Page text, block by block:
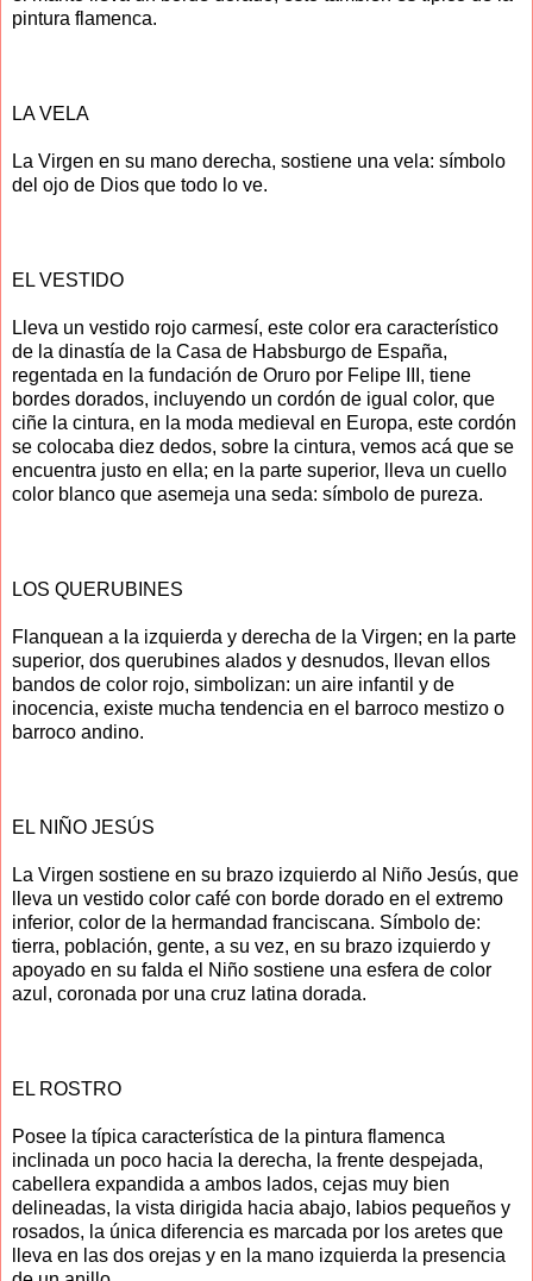
pintura flamenca.
LA VELA
La Virgen en su mano derecha, sostiene una vela: símbolo
del ojo de Dios que todo lo ve.
EL VESTIDO
Lleva un vestido rojo carmesí, este color era característico
de la dinastía de la Casa de Habsburgo de España,
regentada en la fundación de Oruro por Felipe III, tiene
bordes dorados, incluyendo un cordón de igual color, que
ciñe la cintura, en la moda medieval en Europa, este cordón
se colocaba diez dedos, sobre la cintura, vemos acá que se
encuentra justo en ella; en la parte superior, lleva un cuello
color blanco que asemeja una seda: símbolo de pureza.
LOS QUERUBINES
Flanquean a la izquierda y derecha de la Virgen; en la parte
superior, dos querubines alados y desnudos, llevan ellos
bandos de color rojo, simbolizan: un aire infantil y de
inocencia, existe mucha tendencia en el barroco mestizo o
barroco andino.
EL NIÑO JESÚS
La Virgen sostiene en su brazo izquierdo al Niño Jesús, que
lleva un vestido color café con borde dorado en el extremo
inferior, color de la hermandad franciscana. Símbolo de:
tierra, población, gente, a su vez, en su brazo izquierdo y
apoyado en su falda el Niño sostiene una esfera de color
azul, coronada por una cruz latina dorada.
EL ROSTRO
Posee la típica característica de la pintura flamenca
inclinada un poco hacia la derecha, la frente despejada,
cabellera expandida a ambos lados, cejas muy bien
delineadas, la vista dirigida hacia abajo, labios pequeños y
rosados, la única diferencia es marcada por los aretes que
lleva en las dos orejas y en la mano izquierda la presencia